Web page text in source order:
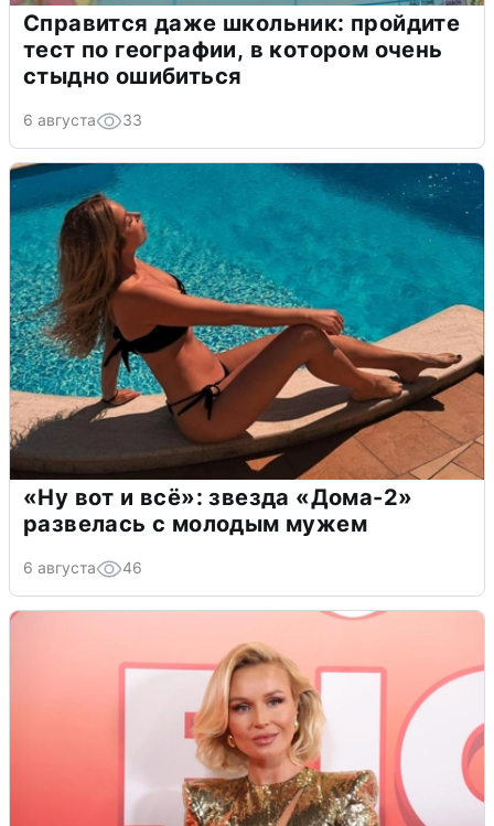
Справится даже школьник: пройдите
тест по географии, в котором очень
стыдно ошибиться
6 августа 33
«Ну вот и всё»: звезда «Дома-2»
развелась с молодым мужем
6 августа 46